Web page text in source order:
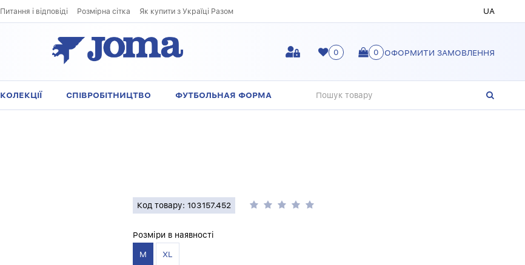
Питання і відповіді Розмірна сітка Як купити з Україці Разом UA
ОФОРМИТИ ЗАМОВЛЕННЯ
0
0
КОЛЕКЦІЇ СПІВРОБІТНИЦТВО ФУТБОЛЬНАЯ ФОРМА
Код товару: 103157.452
Розміри в наявності
M
XL